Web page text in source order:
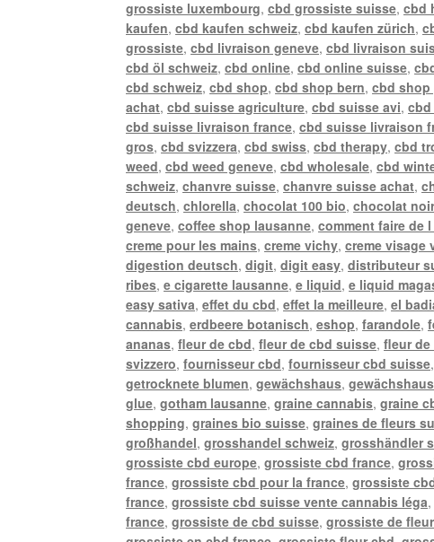
grossiste luxembourg,cbd grossiste suisse,cbd
kaufen,cbd kaufen schweiz,cbd kaufen zürich,
grossiste,cbd livraison geneve,cbd livraison
cbd öl schweiz,cbd online,cbd online suisse,
cbd schweiz,cbd shop,cbd shop bern,cbd shop
achat,cbd suisse agriculture,cbd suisse avi,
cbd suisse livraison france,cbd suisse livraison
gros,cbd svizzera,cbd swiss,cbd therapy,cbd
weed,cbd weed geneve,cbd wholesale,cbd
schweiz,chanvre suisse,chanvre suisse achat,
deutsch,chlorella,chocolat 100 bio,chocolat
geneve,coffee shop lausanne,comment faire de
creme pour les mains,creme vichy,creme visage
digestion deutsch,digit,digit easy,distributeur
ribes,e cigarette lausanne,e liquid,e liquid
easy sativa,effet du cbd,effet la meilleure,el
cannabis,erdbeere botanisch,eshop,farandole,
ananas,fleur de cbd,fleur de cbd suisse,fleur de
svizzero,fournisseur cbd,fournisseur cbd suisse
getrocknete blumen,gewächshaus,
glue,gotham lausanne,graine cannabis,graine
shopping,graines bio suisse,graines de fleurs
großhandel,grosshandel schweiz,grosshändler
grossiste cbd europe,grossiste cbd france,
france,grossiste cbd pour la france,grossiste
france,grossiste cbd suisse vente cannabis léga
france,grossiste de cbd suisse,grossiste de